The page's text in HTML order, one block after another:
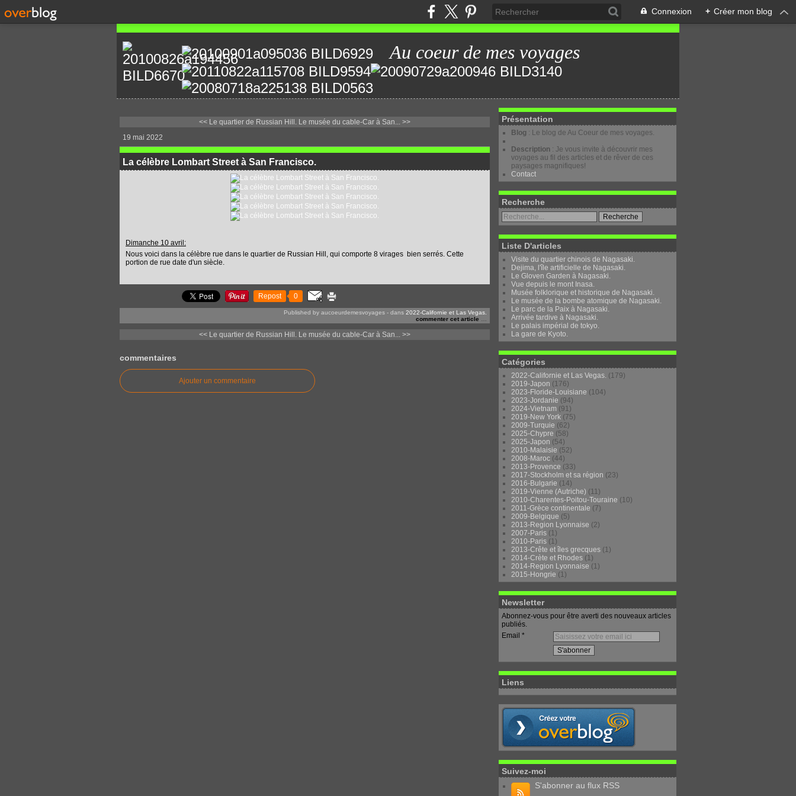
Connexion + Créer mon blog
Au coeur de mes voyages
<< Le quartier de Russian Hill. Le musée du cable-Car à San... >>
19 mai 2022
La célèbre Lombart Street à San Francisco.
Dimanche 10 avril:
Nous voici dans la célèbre rue dans le quartier de Russian Hill, qui comporte 8 virages bien serrés. Cette
portion de rue date d'un siècle.
Repost 0
Published by aucoeurdemesvoyages - dans 2022-Californie et Las Vegas.
commenter cet article
<< Le quartier de Russian Hill. Le musée du cable-Car à San... >>
commentaires
Ajouter un commentaire
Présentation
Blog : Le blog de Au Coeur de mes voyages.
Description : Je vous invite à découvrir mes
voyages au fil des articles et de rêver de ces
paysages magnifiques!
Contact
Recherche
Liste D'articles
Visite du quartier chinois de Nagasaki.
Dejima, l'île artificielle de Nagasaki.
Le Gloven Garden à Nagasaki.
Vue depuis le mont Inasa.
Musée folklorique et historique de Nagasaki.
Le musée de la bombe atomique de Nagasaki.
Le parc de la Paix à Nagasaki.
Arrivée tardive à Nagasaki.
Le palais impérial de tokyo.
La gare de Kyoto.
Catégories
2022-Californie et Las Vegas. (179)
2019-Japon (176)
2023-Floride-Louisiane (104)
2023-Jordanie (94)
2024-Vietnam (91)
2019-New York (75)
2009-Turquie (62)
2025-Chypre (58)
2025-Japon (54)
2010-Malaisie (52)
2008-Maroc (44)
2013-Provence (33)
2017-Stockholm et sa région (23)
2016-Bulgarie (14)
2019-Vienne (Autriche) (11)
2010-Charentes-Poitou-Touraine (10)
2011-Grèce continentale (7)
2009-Belgique (5)
2013-Region Lyonnaise (2)
2007-Paris (1)
2010-Paris (1)
2013-Crête et îles grecques (1)
2014-Crète et Rhodes (1)
2014-Region Lyonnaise (1)
2015-Hongrie (1)
Newsletter
Abonnez-vous pour être averti des nouveaux articles
publiés.
Email
Liens
Suivez-moi
S'abonner au flux RSS